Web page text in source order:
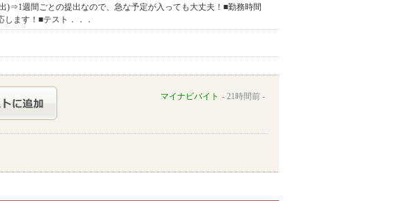
)⇒1週間ごとの提出なので、急な予定が入っても大丈夫！■勤務時間
ます！■テスト．．．
マイナビバイト 21時間前